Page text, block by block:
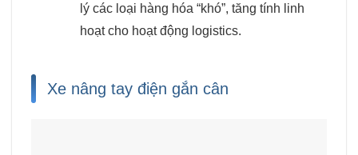
lý các loại hàng hóa “khó”, tăng tính linh
hoạt cho hoạt động logistics.
Xe nâng tay điện gắn cân